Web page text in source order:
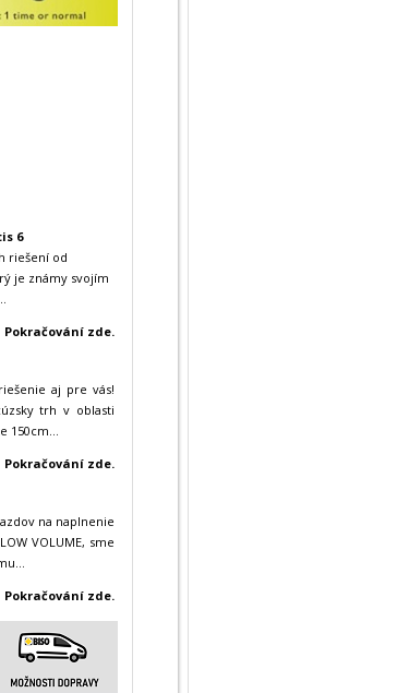
6
riešení od
je známy svojím
Pokračování zde.
aj pre vás!
trh v oblasti
150cm...
Pokračování zde.
na naplnenie
VOLUME, sme
Pokračování zde.